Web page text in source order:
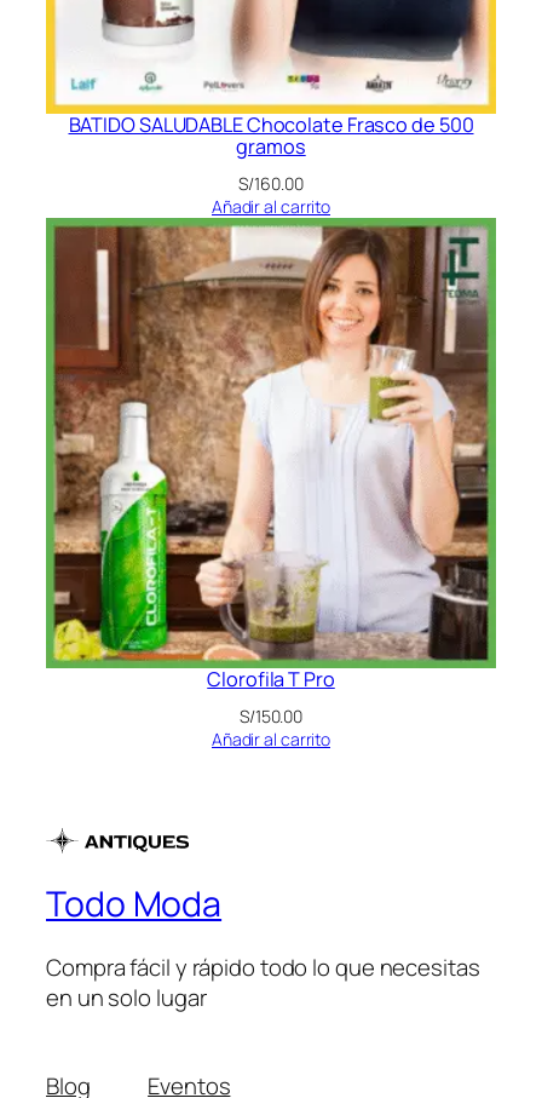
BATIDO SALUDABLE Chocolate Frasco de 500
gramos
S/160.00
Añadir al carrito
Clorofila T Pro
S/150.00
Añadir al carrito
Todo Moda
Compra fácil y rápido todo lo que necesitas
en un solo lugar
Blog Eventos